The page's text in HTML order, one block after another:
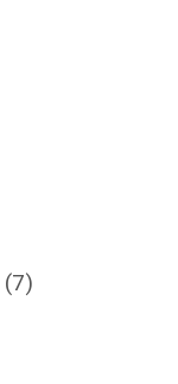
(7)